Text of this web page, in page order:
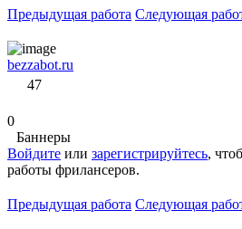
Предыдущая работа Следующая
bezzabot.ru
47
0
Баннеры
Войдите или зарегистрируйтесь,
работы фрилансеров.
Предыдущая работа Следующая